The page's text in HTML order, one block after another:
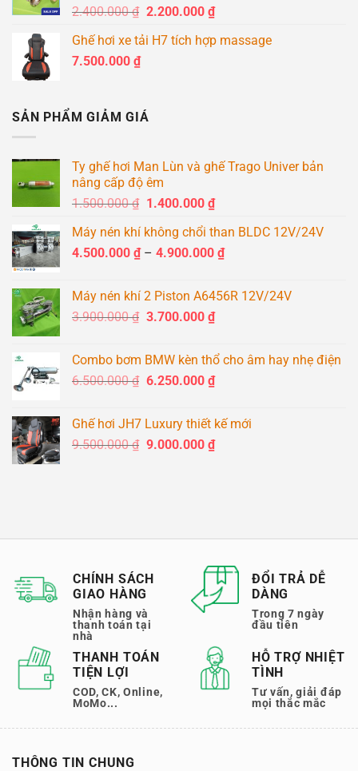
2.400.000₫ Giá
là:
2.200.000 ₫Giá
tại
Ghế hơi xe tải H7 tích hợp massage
7.500.000 ₫
SẢN PHẨM GIẢM GIÁ
Ty ghế hơi Man Lùn và ghế Trago Univer bản
nâng cấp độ êm
1.500.000₫ Giá
là:
1.500.000 ₫.
1.400.000 ₫Giá
tại
là:
Máy nén khí không chổi than BLDC 12V/24V
4.500.000 ₫ – 4.900.000 ₫Khoảng
4.500.000 ₫
Máy nén khí 2 Piston A6456R 12V/24V
3.900.000₫ Giá
3.900.000 ₫.
3.700.000 ₫Giá
là:
3.700.000 ₫.
Combo bơm BMW kèn thổ cho âm hay nhẹ điện
6.500.000₫ Giá
6.500.000 ₫.
6.250.000 ₫Giá
là:
6.250.000 ₫.
Ghế hơi JH7 Luxury thiết kế mới
9.500.000₫ Giá
9.000.000 ₫Giá
CHÍNH SÁCH
GIAO HÀNG
Nhận hàng và
thanh toán tại
nhà
ĐỔI TRẢ DỄ
DÀNG
Trong 7 ngày
đầu tiên
THANH TOÁN
TIỆN LỢI
COD, CK, Online,
MoMo...
HỖ TRỢ NHIỆT
TÌNH
Tư vấn, giải đáp
mọi thắc mắc
THÔNG TIN CHUNG